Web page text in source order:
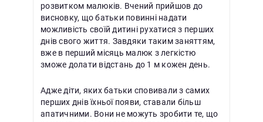
розвитком малюків. Вчений прийшов до
висновку, що батьки повинні надати
можливість своїй дитині рухатися з перших
днів свого життя. Завдяки таким заняттям,
вже в перший місяць малюк з легкістю
зможе долати відстань до 1 м кожен день.
Адже діти, яких батьки сповивали з самих
перших днів їхньої появи, ставали більш
апатичними. Вони не можуть зробити те, що